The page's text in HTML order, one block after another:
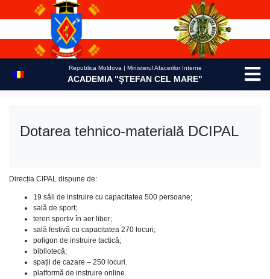
Republica Moldova | Ministerul Afacerilor Interne
ACADEMIA "ŞTEFAN CEL MARE"
Dotarea tehnico-materială DCIPAL
Direcția CIPAL dispune de:
19 săli de instruire cu capacitatea 500 persoane;
sală de sport;
teren sportiv în aer liber;
sală festivă cu capacitatea 270 locuri;
poligon de instruire tactică;
bibliotecă;
spații de cazare – 250 locuri.
platformă de instruire online.